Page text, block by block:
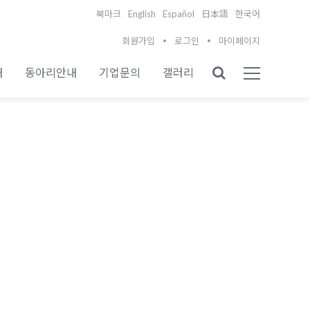
북마크 English Español 日本語 한국어
회원가입 로그인 마이페이지
동아리안내 기업문의 갤러리